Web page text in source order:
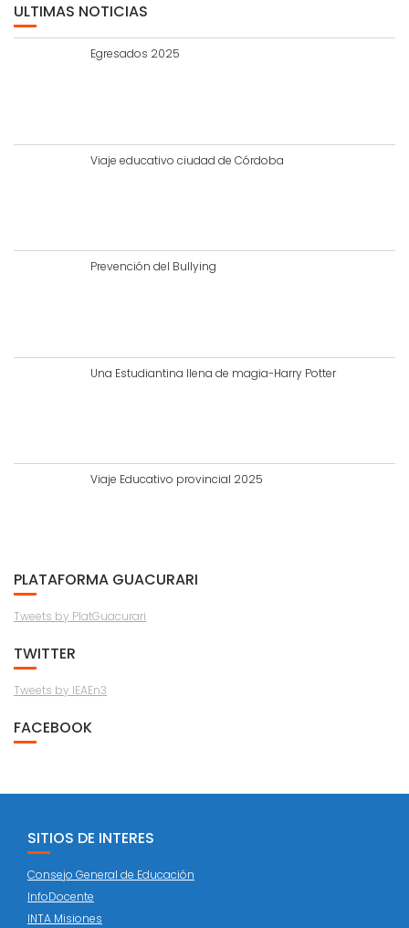
ULTIMAS NOTICIAS
Egresados 2025
Viaje educativo ciudad de Córdoba
Prevención del Bullying
Una Estudiantina llena de magia-Harry Potter
Viaje Educativo provincial 2025
PLATAFORMA GUACURARI
Tweets by PlatGuacurari
TWITTER
Tweets by IEAEn3
FACEBOOK
SITIOS DE INTERES
Consejo General de Educación
InfoDocente
INTA Misiones